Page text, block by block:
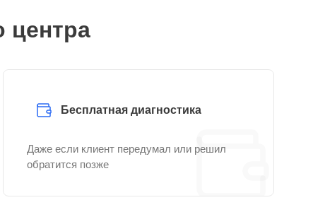
центра
Бесплатная диагностика
Даже если клиент передумал или решил
обратится позже